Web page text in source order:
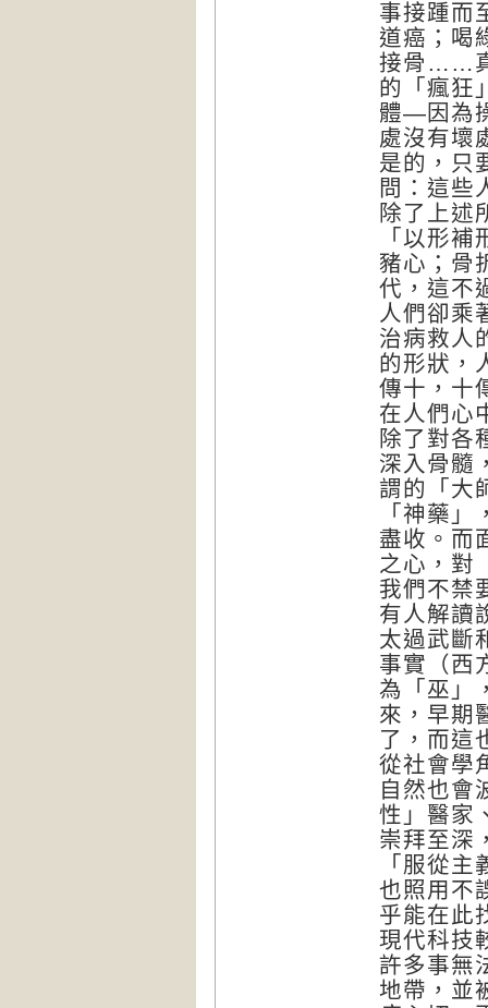
事接踵而
道癌；喝
接骨……
的「瘋狂
體—因為
處沒有壞
是的，只
問：這些
除了上述
「以形
豬心；骨
代，這不
人們卻乘
治病救人
的形狀，
傳十，十
在人們心
除了對各
深入骨髓
謂的「大
「神藥
盡收。而
之心，對
我們不禁
有人解讀
太過武斷
事實（西
為「巫」
來，早期
了，而這
從社會學
自然也會
性」醫家
崇拜至深
「服從
也照用不
乎能在此
現代科技
許多事無
地帶，並